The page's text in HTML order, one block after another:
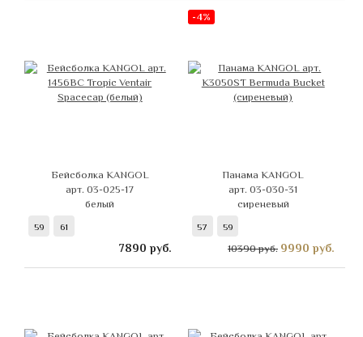
Бейсболка KANGOL
арт. 03-025-17
белый
59 61
7890 руб.
-4%
Панама KANGOL
арт. 03-030-31
сиреневый
57 59
10390 руб. 9990 руб.